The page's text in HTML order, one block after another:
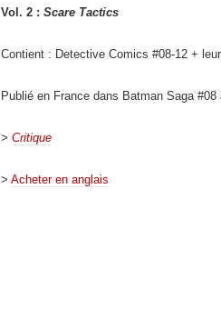
Vol. 2 : Scare Tactics
Contient : Detective Comics #08-12 +
Publié en France dans Batman Saga #08
> Critique
> Acheter en anglais